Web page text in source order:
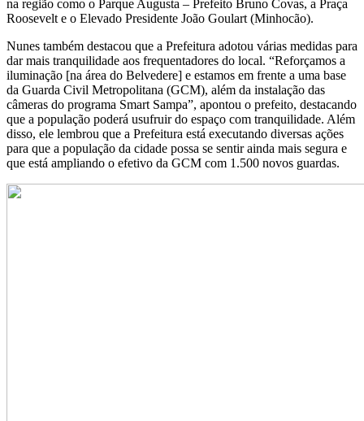
na região como o Parque Augusta – Prefeito Bruno Covas, a Praça
Roosevelt e o Elevado Presidente João Goulart (Minhocão).
Nunes também destacou que a Prefeitura adotou várias medidas para
dar mais tranquilidade aos frequentadores do local. “Reforçamos a
iluminação [na área do Belvedere] e estamos em frente a uma base
da Guarda Civil Metropolitana (GCM), além da instalação das
câmeras do programa Smart Sampa”, apontou o prefeito, destacando
que a população poderá usufruir do espaço com tranquilidade. Além
disso, ele lembrou que a Prefeitura está executando diversas ações
para que a população da cidade possa se sentir ainda mais segura e
que está ampliando o efetivo da GCM com 1.500 novos guardas.